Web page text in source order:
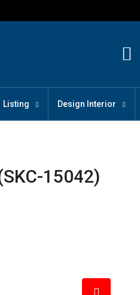
Listing Design Interior
15042)